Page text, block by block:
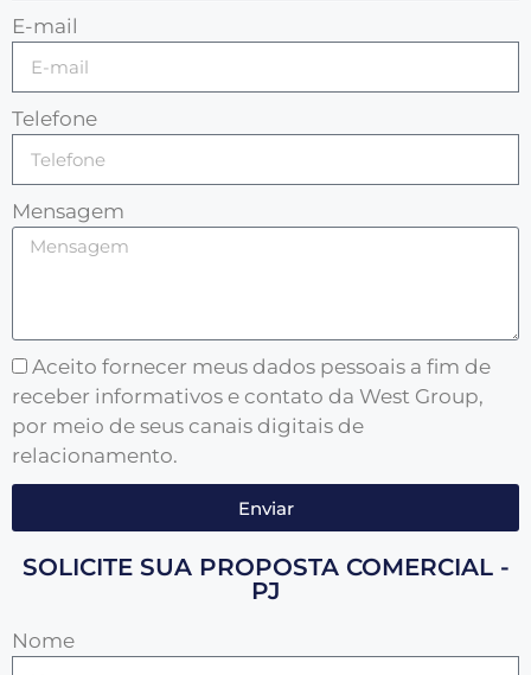
E-mail
Telefone
Mensagem
Aceito fornecer meus dados pessoais a fim de
receber informativos e contato da West Group,
por meio de seus canais digitais de
relacionamento.
Enviar
SOLICITE SUA PROPOSTA COMERCIAL -
PJ
Nome